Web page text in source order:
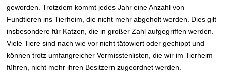
geworden. Trotzdem kommt jedes Jahr eine Anzahl von
Fundtieren ins Tierheim, die nicht mehr abgeholt werden. Dies gilt
insbesondere für Katzen, die in großer Zahl aufgegriffen werden.
Viele Tiere sind nach wie vor nicht tätowiert oder gechippt und
können trotz umfangreicher Vermisstenlisten, die wir im Tierheim
führen, nicht mehr ihren Besitzern zugeordnet werden.